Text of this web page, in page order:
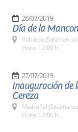
28/07/2019
Día de la
Robleda (Salamanca)
Hora: 12:00 h.
27/07/2019
Inauguración de
Cereza
Madroñal
Hora: 12:00 h.